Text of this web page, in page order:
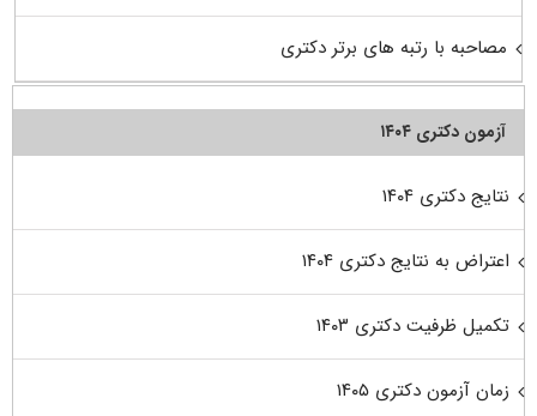
مصاحبه با رتبه های برتر دکتری
آزمون دکتری ۱۴۰۴
نتایج دکتری ۱۴۰۴
اعتراض به نتایج دکتری ۱۴۰۴
تکمیل ظرفیت دکتری ۱۴۰۳
زمان آزمون دکتری ۱۴۰۵